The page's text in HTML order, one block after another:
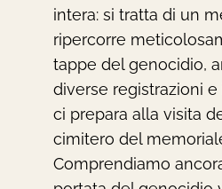
intera: si tratta di un
ripercorre
tappe del genocidio,
diverse registrazioni
ci prepara alla visita
cimitero del
Comprendiamo